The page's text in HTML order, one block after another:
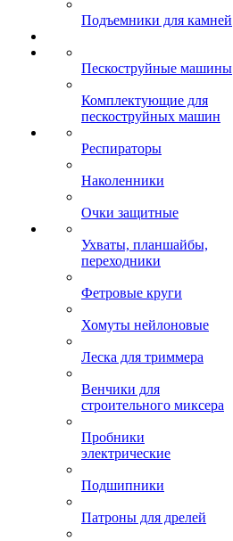
Подъемники для камней
Пескоструйные машины
Комплектующие для
пескоструйных машин
Респираторы
Наколенники
Очки защитные
Ухваты, планшайбы,
переходники
Фетровые круги
Хомуты нейлоновые
Леска для триммера
Венчики для
строительного миксера
Пробники
электрические
Подшипники
Патроны для дрелей